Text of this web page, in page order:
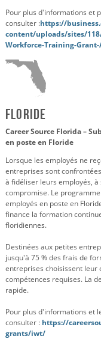
Pour plus d'informations et
consulter :https://
content/uploads/sites/
Workforce-Training-
Floride
Career Source Florida –
en poste en Floride
Lorsque les employés ne
entreprises sont
à fidéliser leurs employés,
compromise. Le
employés en poste en
finance la formation
floridiennes.
Destinées aux petites
jusqu'à 75 % des frais de
entreprises choisissent leur
compétences requises. La
rapide.
Pour plus d'informations et
consulter : https://
grants/iwt/